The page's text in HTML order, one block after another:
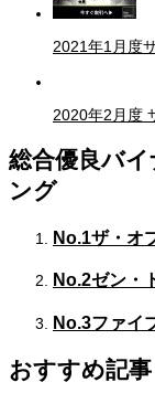
2021年1月度
2020年2月度
総合優良バ
ング
No.1ザ・オ
No.2ゼン・
No.3ファイ
おすすめ記事